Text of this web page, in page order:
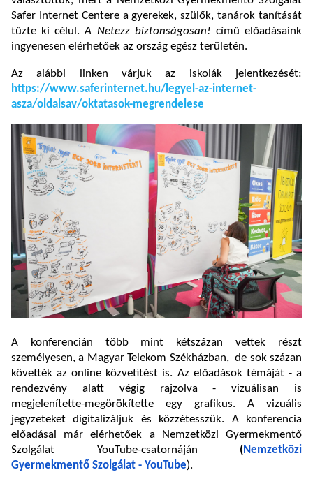
Safer Internet Centere a gyerekek, szülők, tanárok tanítását
tűzte ki célul.A Netezz biztonságosan! című előadásaink
ingyenesen elérhetőek az ország egész területén.
Az alábbi linken várjuk az iskolák jelentkezését:
https://www.saferinternet.hu/legyel-az-internet-
asza/oldalsav/oktatasok-megrendelese
A konferencián több mint kétszázan vettek részt
személyesen, a Magyar Telekom Székházban, de sok százan
követték az online közvetítést is. Az előadások témáját - a
rendezvény alatt végig rajzolva - vizuálisan is
megjelenítette-megörökítette egy grafikus. A vizuális
jegyzeteket digitalizáljuk és közzétesszük. A konferencia
előadásai már elérhetőek a Nemzetközi Gyermekmentő
Szolgálat YouTube-csatornáján ( Nemzetközi
Gyermekmentő Szolgálat - YouTube).